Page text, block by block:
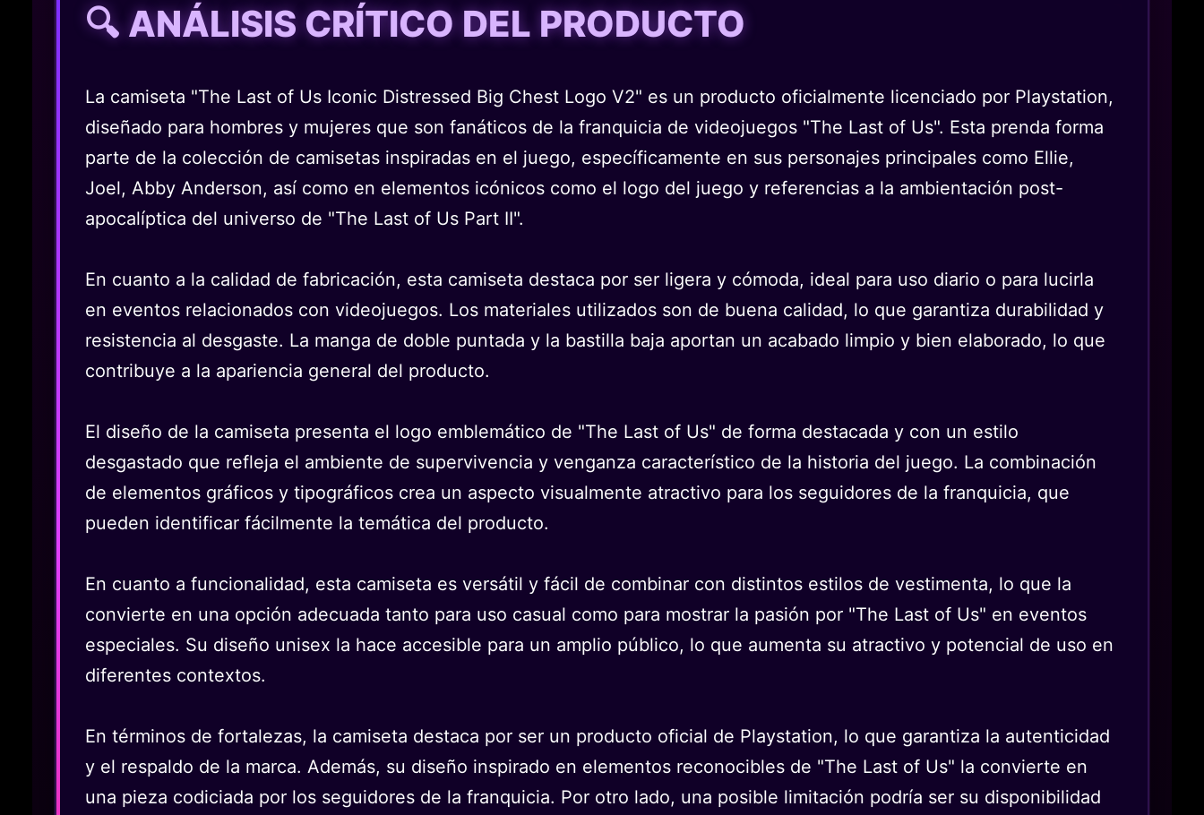
🔍 ANÁLISIS CRÍTICO DEL PRODUCTO
La camiseta "The Last of Us Iconic Distressed Big Chest Logo V2" es un producto oficialmente licenciado por Playstation,
diseñado para hombres y mujeres que son fanáticos de la franquicia de videojuegos "The Last of Us". Esta prenda forma
parte de la colección de camisetas inspiradas en el juego, específicamente en sus personajes principales como Ellie,
Joel, Abby Anderson, así como en elementos icónicos como el logo del juego y referencias a la ambientación post-
apocalíptica del universo de "The Last of Us Part II".
En cuanto a la calidad de fabricación, esta camiseta destaca por ser ligera y cómoda, ideal para uso diario o para lucirla
en eventos relacionados con videojuegos. Los materiales utilizados son de buena calidad, lo que garantiza durabilidad y
resistencia al desgaste. La manga de doble puntada y la bastilla baja aportan un acabado limpio y bien elaborado, lo que
contribuye a la apariencia general del producto.
El diseño de la camiseta presenta el logo emblemático de "The Last of Us" de forma destacada y con un estilo
desgastado que refleja el ambiente de supervivencia y venganza característico de la historia del juego. La combinación
de elementos gráficos y tipográficos crea un aspecto visualmente atractivo para los seguidores de la franquicia, que
pueden identificar fácilmente la temática del producto.
En cuanto a funcionalidad, esta camiseta es versátil y fácil de combinar con distintos estilos de vestimenta, lo que la
convierte en una opción adecuada tanto para uso casual como para mostrar la pasión por "The Last of Us" en eventos
especiales. Su diseño unisex la hace accesible para un amplio público, lo que aumenta su atractivo y potencial de uso en
diferentes contextos.
En términos de fortalezas, la camiseta destaca por ser un producto oficial de Playstation, lo que garantiza la autenticidad
y el respaldo de la marca. Además, su diseño inspirado en elementos reconocibles de "The Last of Us" la convierte en
una pieza codiciada por los seguidores de la franquicia. Por otro lado, una posible limitación podría ser su disponibilidad